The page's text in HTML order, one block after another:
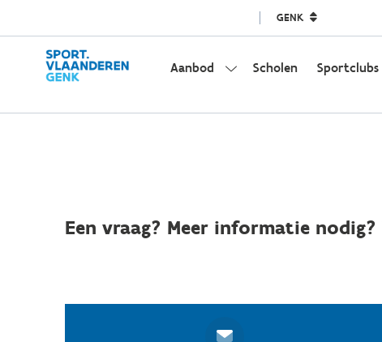
GENK
Aanbod Scholen Sportclubs
Een vraag? Meer informatie